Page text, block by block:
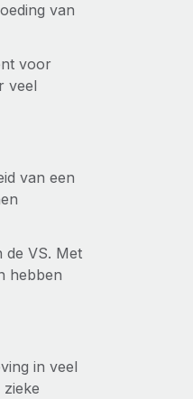
van
voor
veel
van een
de VS. Met
hebben
in veel